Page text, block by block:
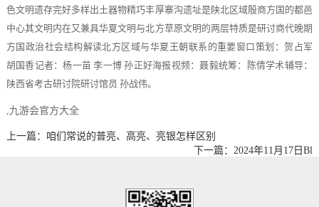
色文明遗存完好多样出土器物精巧丰厚寨沟遗址是陕北区域殷商方国的都邑
中心其文明内在又兼具华夏文明与北方草原文明的两层特质是研讨商代晚期
方国政治社会结构解读北方区域与华夏王朝联系的重要窗口策划：贺占军
胡国香记者：杨一苗 李一博 孙正好海报视频：聂毅统筹：陈倩学术辅导：
陕西省考古研讨院研讨馆员 孙战伟。
,九游会官方大全
上一篇：咱们常说的普亮、高亮、亮银怎样区别
下一篇：2024年11月17日Bl